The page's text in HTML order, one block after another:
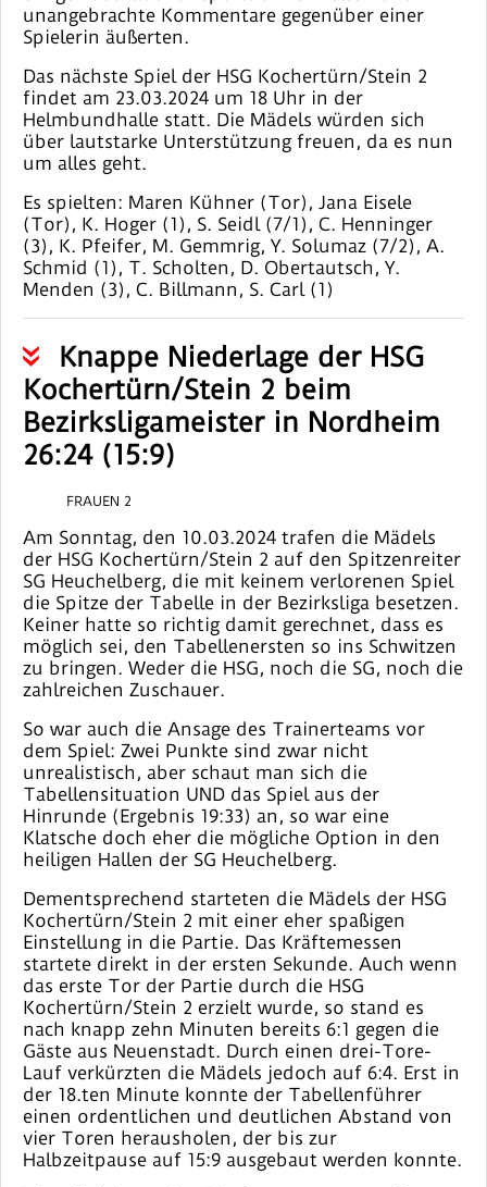
unangebrachte Kommentare gegenüber einer
Spielerin äußerten.
Das nächste Spiel der HSG Kochertürn/Stein 2
findet am 23.03.2024 um 18 Uhr in der
Helmbundhalle statt. Die Mädels würden sich
über lautstarke Unterstützung freuen, da es nun
um alles geht.
Es spielten: Maren Kühner (Tor), Jana Eisele
(Tor), K. Hoger (1), S. Seidl (7/1), C. Henninger
(3), K. Pfeifer, M. Gemmrig, Y. Solumaz (7/2), A.
Schmid (1), T. Scholten, D. Obertautsch, Y.
Menden (3), C. Billmann, S. Carl (1)
Knappe Niederlage der HSG
Kochertürn/Stein 2 beim
Bezirksligameister in Nordheim
26:24 (15:9)
FRAUEN 2
Am Sonntag, den 10.03.2024 trafen die Mädels
der HSG Kochertürn/Stein 2 auf den Spitzenreiter
SG Heuchelberg, die mit keinem verlorenen Spiel
die Spitze der Tabelle in der Bezirksliga besetzen.
Keiner hatte so richtig damit gerechnet, dass es
möglich sei, den Tabellenersten so ins Schwitzen
zu bringen. Weder die HSG, noch die SG, noch die
zahlreichen Zuschauer.
So war auch die Ansage des Trainerteams vor
dem Spiel: Zwei Punkte sind zwar nicht
unrealistisch, aber schaut man sich die
Tabellensituation UND das Spiel aus der
Hinrunde (Ergebnis 19:33) an, so war eine
Klatsche doch eher die mögliche Option in den
heiligen Hallen der SG Heuchelberg.
Dementsprechend starteten die Mädels der HSG
Kochertürn/Stein 2 mit einer eher spaßigen
Einstellung in die Partie. Das Kräftemessen
startete direkt in der ersten Sekunde. Auch wenn
das erste Tor der Partie durch die HSG
Kochertürn/Stein 2 erzielt wurde, so stand es
nach knapp zehn Minuten bereits 6:1 gegen die
Gäste aus Neuenstadt. Durch einen drei-Tore-
Lauf verkürzten die Mädels jedoch auf 6:4. Erst in
der 18.ten Minute konnte der Tabellenführer
einen ordentlichen und deutlichen Abstand von
vier Toren herausholen, der bis zur
Halbzeitpause auf 15:9 ausgebaut werden konnte.